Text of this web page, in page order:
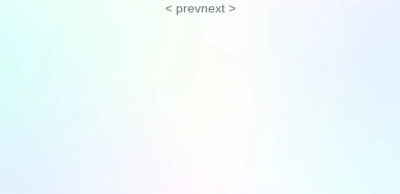
< prevnext >